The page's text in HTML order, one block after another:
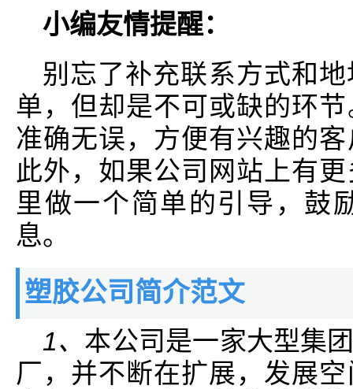
小编友情提醒：
别忘了补充联系方式和
单，但却是不可或缺的环
准确无误，方便有兴趣的
此外，如果公司网站上有
里做一个简单的引导，鼓
息。
塑胶公司简介范文
1、 本公司是一家大型集
厂，并不断在扩展，发展